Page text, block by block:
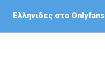
Eλληνιδες στο Onlyfans